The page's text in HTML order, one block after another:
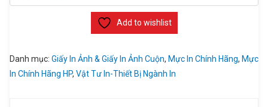
Add to wishlist
Danh mục: Giấy In Ảnh & Giấy In Ảnh Cuộn, Mực In Chính Hãng, Mực
In Chính Hãng HP, Vật Tư In-Thiết Bị Ngành In